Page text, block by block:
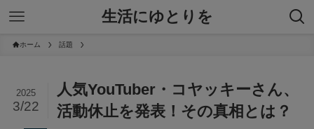
生活にゆとりを
ホーム 話題
人気YouTuber・コヤッキーさん、
活動休止を発表！その真相とは？
2025
3/22